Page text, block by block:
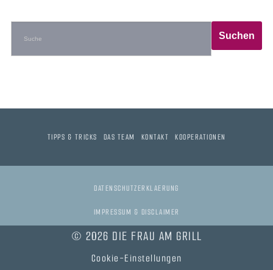
TIPPS & TRICKS DAS TEAM KONTAKT KOOPERATIONEN
DATENSCHUTZERKLAERUNG
IMPRESSUM & DISCLAIMER
© 2026 DIE FRAU AM GRILL
Cookie-Einstellungen